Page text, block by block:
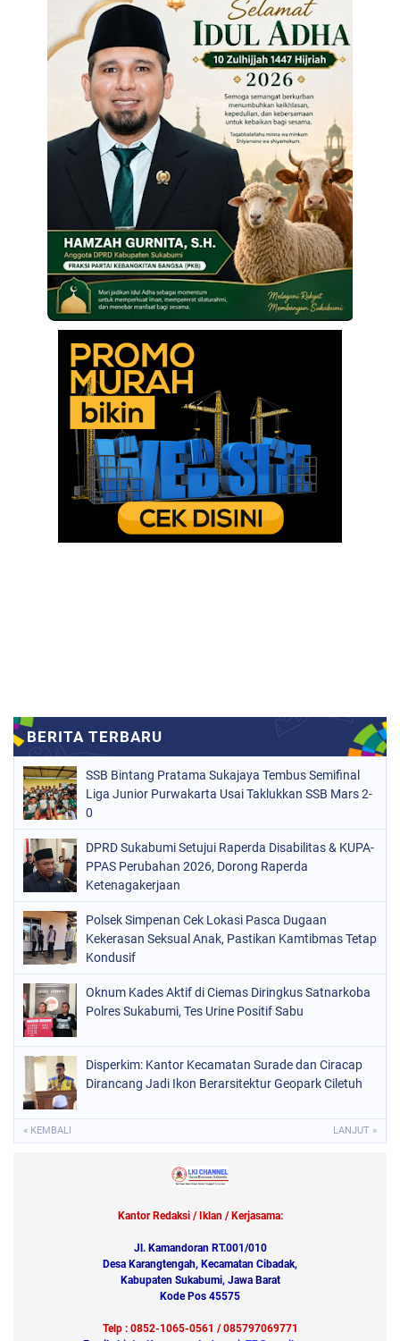
SSB Bintang Pratama Sukajaya Tembus Semifinal
Liga Junior Purwakarta Usai Taklukkan SSB Mars 2-
0
DPRD Sukabumi Setujui Raperda Disabilitas & KUPA-
PPAS Perubahan 2026, Dorong Raperda
Ketenagakerjaan
Polsek Simpenan Cek Lokasi Pasca Dugaan
Kekerasan Seksual Anak, Pastikan Kamtibmas Tetap
Kondusif
Oknum Kades Aktif di Ciemas Diringkus Satnarkoba
Polres Sukabumi, Tes Urine Positif Sabu
Disperkim: Kantor Kecamatan Surade dan Ciracap
Dirancang Jadi Ikon Berarsitektur Geopark Ciletuh
« KEMBALI LANJUT »
Kantor Redaksi / Iklan / Kerjasama:
Jl. Kamandoran RT.001/010
Desa Karangtengah, Kecamatan Cibadak,
Kabupaten Sukabumi, Jawa Barat
Kode Pos 45575
Telp : 0852-1065-0561 / 085797069771